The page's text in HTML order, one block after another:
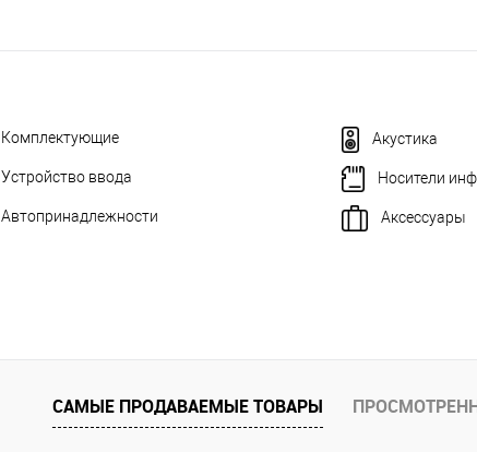
Комплектующие Акустика
Устройство ввода Носители
Автопринадлежности Аксессуары
САМЫЕ ПРОДАВАЕМЫЕ ТОВАРЫ